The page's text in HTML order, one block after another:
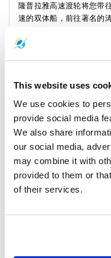
This website uses
We use cookies to
provide social media
We also share
our social media,
may combine it with
provided to them or
of their services.
隆普拉雅高速渡轮将您带
速的双体船，前往著名的
隆普拉雅高速渡轮有限公
苏梅岛、曼谷等地。我们
怀。
我们的愿景是为高速渡轮
并将隆普拉雅定位为现代
全保障和旅客满意度闻名
隆普拉雅高速渡轮提供全